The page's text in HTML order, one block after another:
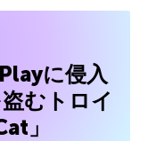
に侵入
むトロイ
」